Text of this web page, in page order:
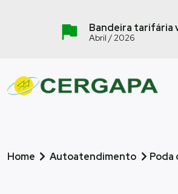
Bandeira tarifária
Abril / 2026
Home Autoatendimento Poda